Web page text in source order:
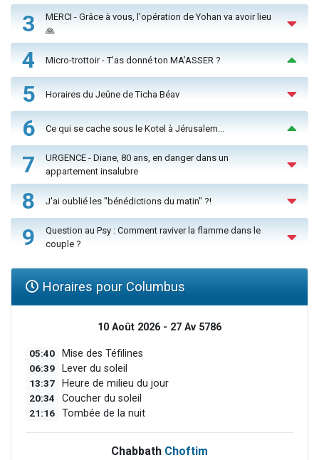
3
MERCI - Grâce à vous, l'opération de Yohan va avoir lieu
🙏
4 Micro-trottoir - T'as donné ton MA’ASSER ?
5 Horaires du Jeûne de Ticha Béav
6 Ce qui se cache sous le Kotel à Jérusalem...
7
URGENCE - Diane, 80 ans, en danger dans un
appartement insalubre
8 J'ai oublié les "bénédictions du matin" ?!
9
Question au Psy : Comment raviver la flamme dans le
couple ?
Horaires pour Columbus
10 Août 2026 - 27 Av 5786
05:40 Mise des Téfilines
06:39 Lever du soleil
13:37 Heure de milieu du jour
20:34 Coucher du soleil
21:16 Tombée de la nuit
Chabbath Choftim